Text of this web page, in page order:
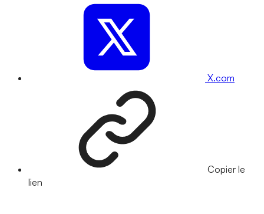
X.com
Copier le
lien